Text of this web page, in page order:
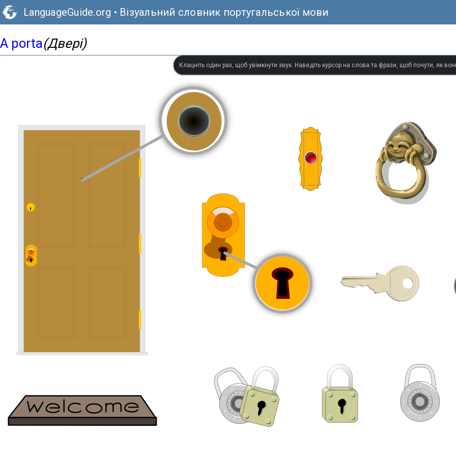
LanguageGuide.org • Візуальний словник португальської мови
A porta(Двері)
Клацніть один раз, щоб увімкнути звук. Наведіть курсор на слова та фрази, щоб почути, як